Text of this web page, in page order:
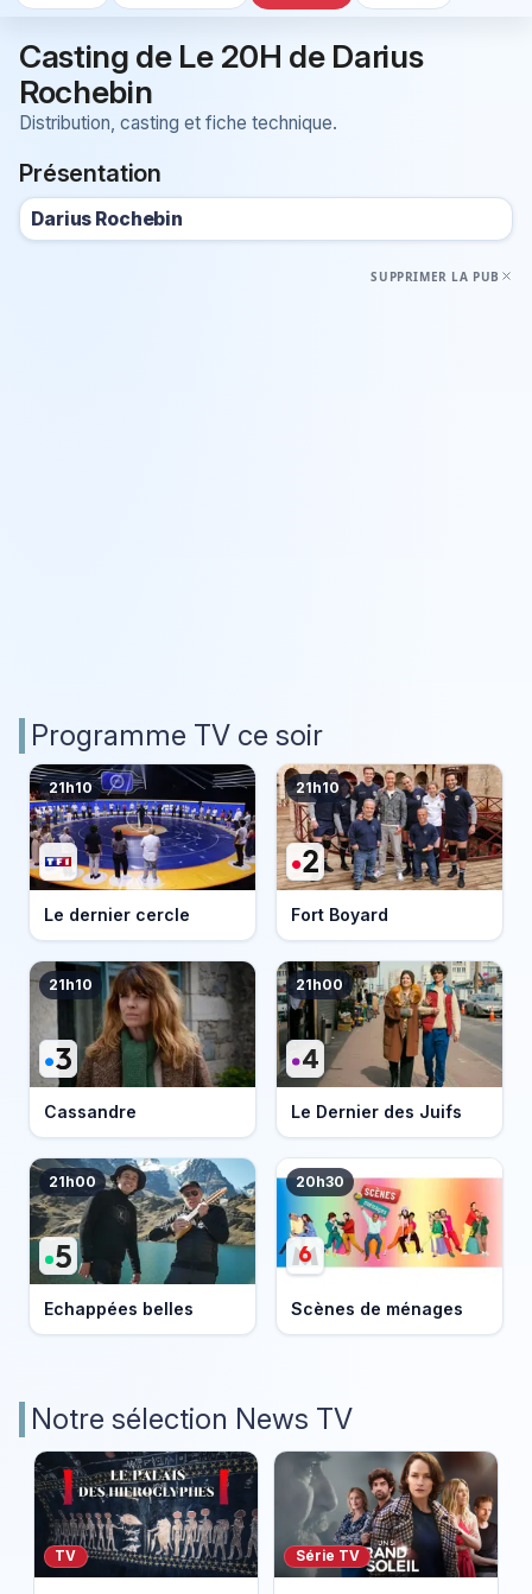
Casting de Le 20H de Darius
Rochebin
Distribution, casting et fiche technique.
Présentation
Darius Rochebin
SUPPRIMER LA PUB
Programme TV ce soir
21h10
Le dernier cercle
21h10
Fort Boyard
21h10
Cassandre
21h00
Le Dernier des Juifs
21h00
Echappées belles
20h30
Scènes de ménages
Notre sélection News TV
TV Série TV